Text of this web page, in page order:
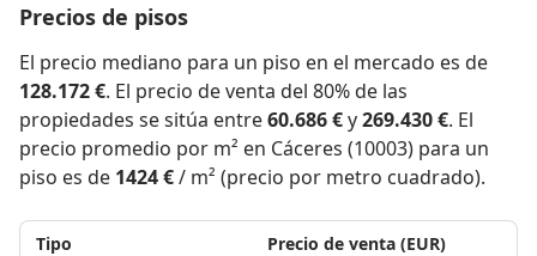
Precios de pisos
El precio mediano para un piso en el mercado es de
128.172 €. El precio de venta del 80% de las
propiedades se sitúa entre60.686 €y269.430 €. El
precio promedio por m² en Cáceres (10003) para un
piso es de 1424 €/ m² (precio por metro cuadrado).
Tipo
Precio de venta (EUR)